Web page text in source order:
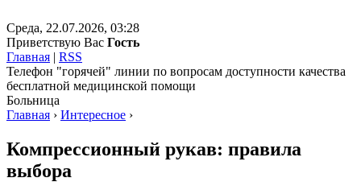
Среда, 22.07.2026, 03:28
Приветствую Вас Гость
Главная | RSS
Телефон "горячей" линии по вопросам доступности качества
бесплатной медицинской помощи
Больница
Главная › Интересное ›
Компрессионный рукав: правила
выбора